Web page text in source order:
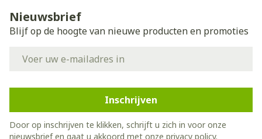
Nieuwsbrief
Blijf op de hoogte van nieuwe producten en promoties
Inschrijven
Door op inschrijven te klikken, schrijft u zich in voor onze
nieuwsbrief en gaat u akkoord met onze privacy policy.